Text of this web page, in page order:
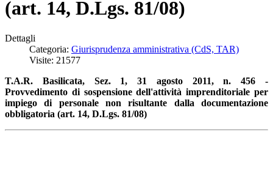
(art. 14, D.Lgs. 81/08)
Dettagli
Categoria: Giurisprudenza amministrativa (CdS, TAR)
Visite: 21577
T.A.R. Basilicata, Sez. 1, 31 agosto 2011, n. 456 -
Provvedimento di sospensione dell'attività imprenditoriale per
impiego di personale non risultante dalla documentazione
obbligatoria (art. 14, D.Lgs. 81/08)